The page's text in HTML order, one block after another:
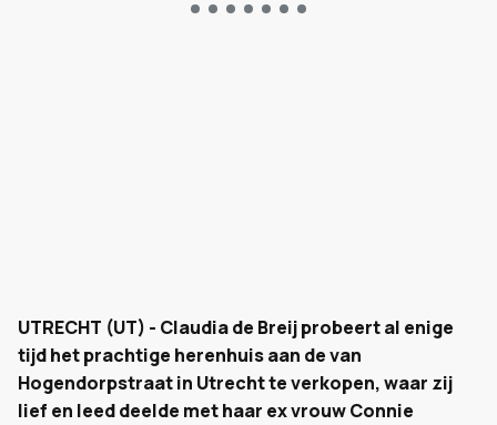
UTRECHT (UT) - Claudia de Breij probeert al enige
tijd het prachtige herenhuis aan de van
Hogendorpstraat in Utrecht te verkopen, waar zij
lief en leed deelde met haar ex vrouw Connie